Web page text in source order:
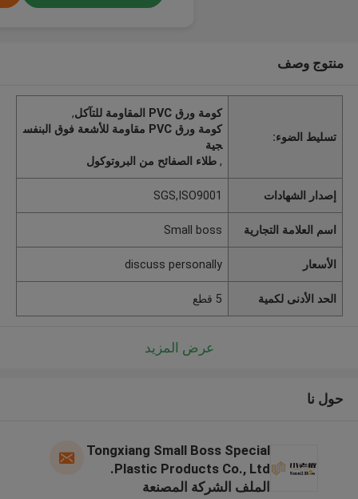
منتوج وصف
تسليط الضوء:
كومة ورق PVC المقاومة للتآكل
,
كومة ورق PVC مقاومة للأشعة فوق البنفس
جية
,طلاء الصفائح من البروتوكول
إصدار الشهادات SGS,ISO9001
اسم العلامة التجارية Small boss
الأسعار discuss personally
الحد الأدنى لكمية 5 قطع
عرض المزيد
حول نا
Tongxiang Small Boss Special
Plastic Products Co., Ltd.
الملف الشركة المصنعة